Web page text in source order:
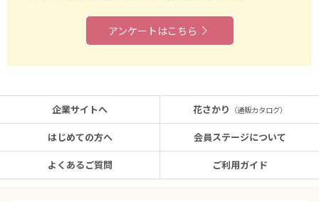
アンケートはこちら
企業サイトへ
はじめての方へ
よくあるご質問
花さかり （通販カタログ）
会員ステージについて
ご利用ガイド